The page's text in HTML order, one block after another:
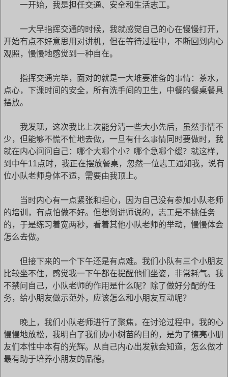
一开始，我是担任交通、安全和生活志工。
一大早指挥交通的时候，我就感觉自己的心在慢慢打开，
开始有点不好意思用对讲机，但在等待过程中，不断回到内心
观照，慢慢地感觉到一种自在。
指挥交通完毕，面对的就是一大堆要准备的事情：茶水，
点心，下课时间的安全，所有洗手间的卫生，中餐的餐桌餐具
摆放。
我发现，这次我比上次能分清一些大小先后，虽然事情不
少，但能够不慌不忙地去做，一旦有什么事情同时要做时，我
就在内心问问自己：哪个大哪个小？哪个急哪个缓？就这样，
到中午11点时，我正在摆放餐桌，忽然一位志工通知我，说有
位小队老师身体不适，需要由我顶上。
当时内心有一点紧张和担心，因为自己没有参加小队老师
的培训，有点怕做不好。但想到讲师说的，志工是不挑任务
的，于是练习着宽两秒，看着其他小队老师的举动，慢慢体会
怎么去做。
但接下来的一个下午还是有点难。我们小队有三个小朋友
比较坐不住，感觉我一下午都在提醒他们坐姿，非常耗气。我
不禁问自己，小队老师的作用是什么呢？除了做好分配的任
务，给小朋友做示范外，应该怎么和小朋友互动呢？
晚上，我们小队老师进行了聚焦，在讨论过程中，我的心
慢慢地放松，我明白了我们办小树苗的目的，是为了擦亮小朋
友们本性中本有的光辉。从自己内心出发就会知道，怎么做才
最有助于培养小朋友的品德。